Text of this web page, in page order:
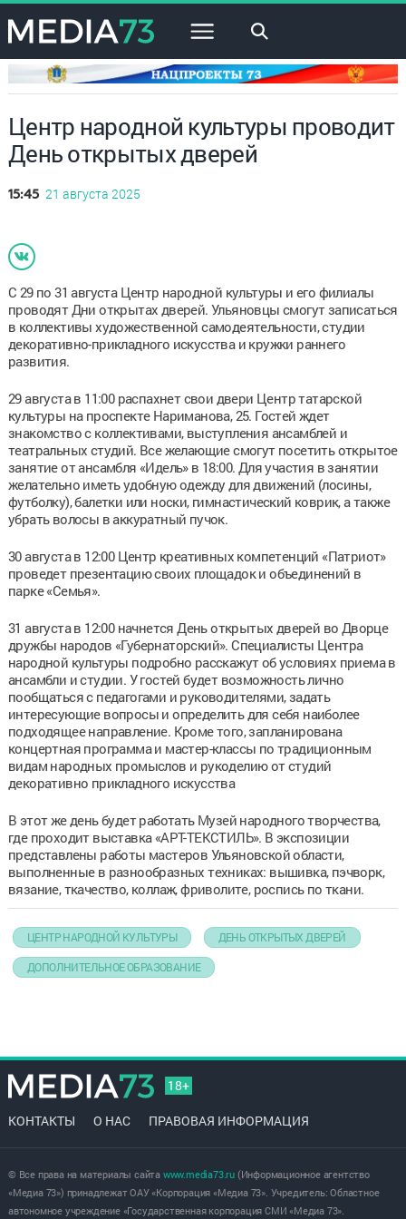
×
Центр народной культуры проводит
День открытых дверей
15:45 21 августа 2025
С 29 по 31 августа Центр народной культуры и его филиалы
проводят Дни открытах дверей. Ульяновцы смогут записаться
в коллективы художественной самодеятельности, студии
декоративно-прикладного искусства и кружки раннего
развития.
29 августа в 11:00 распахнет свои двери Центр татарской
культуры на проспекте Нариманова, 25. Гостей ждет
знакомство с коллективами, выступления ансамблей и
театральных студий. Все желающие смогут посетить открытое
занятие от ансамбля «Идель» в 18:00. Для участия в занятии
желательно иметь удобную одежду для движений (лосины,
футболку), балетки или носки, гимнастический коврик, а также
убрать волосы в аккуратный пучок.
30 августа в 12:00 Центр креативных компетенций «Патриот»
проведет презентацию своих площадок и объединений в
парке «Семья».
31 августа в 12:00 начнется День открытых дверей во Дворце
дружбы народов «Губернаторский». Специалисты Центра
народной культуры подробно расскажут об условиях приема в
ансамбли и студии. У гостей будет возможность лично
пообщаться с педагогами и руководителями, задать
интересующие вопросы и определить для себя наиболее
подходящее направление. Кроме того, запланирована
концертная программа и мастер-классы по традиционным
видам народных промыслов и рукоделию от студий
декоративно прикладного искусства
В этот же день будет работать Музей народного творчества,
где проходит выставка «АРТ-ТЕКСТИЛЬ». В экспозиции
представлены работы мастеров Ульяновской области,
выполненные в разнообразных техниках: вышивка, пэчворк,
вязание, ткачество, коллаж, фриволите, роспись по ткани.
ЦЕНТР НАРОДНОЙ КУЛЬТУРЫ ДЕНЬ ОТКРЫТЫХ ДВЕРЕЙ
ДОПОЛНИТЕЛЬНОЕ ОБРАЗОВАНИЕ
18+
КОНТАКТЫ О НАС ПРАВОВАЯ ИНФОРМАЦИЯ
© Все права на материалы сайта www.media73.ru(Информационное агентство
«Медиа 73») принадлежат ОАУ «Корпорация «Медиа 73». Учредитель: Областное
автономное учреждение «Государственная корпорация СМИ «Медиа 73».